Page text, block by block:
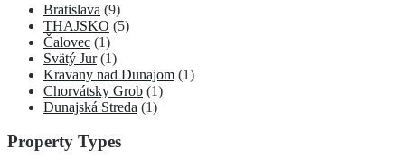
Bratislava (9)
THAJSKO (5)
Čalovec (1)
Svätý Jur(1)
Kravany nad Dunajom (1)
Chorvátsky Grob (1)
Dunajská Streda (1)
Property Types